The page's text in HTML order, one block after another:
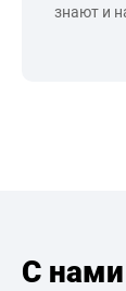
знают и
С